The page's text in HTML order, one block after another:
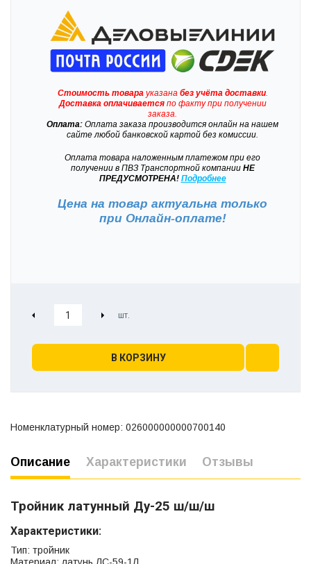
Стоимость товарауказана без учёта доставки.
Доставкаоплачиваетсяпо факту при получении
заказа.
Оплата: Оплата заказа производится онлайн на нашем
сайте любой банковской картой без комиссии.
Оплата товара наложенным платежом при его
получении в ПВЗ Транспортной компанииНЕ
ПРЕДУСМОТРЕНА! Подробнее
Цена на товар актуальна только
при Онлайн-оплате!
В КОРЗИНУ
Номенклатурный номер: 026000000000700140
Описание Характеристики Отзывы
Тройник латунный Ду-25 ш/ш/ш
Характеристики:
Тип: тройник